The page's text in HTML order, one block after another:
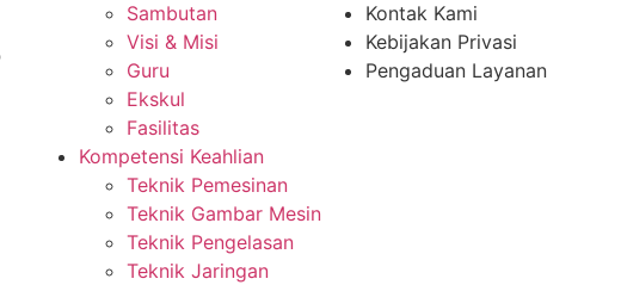
Sambutan
Visi & Misi
Guru
Ekskul
Fasilitas
Kompetensi Keahlian
Teknik Pemesinan
Teknik Gambar Mesin
Teknik Pengelasan
Teknik Jaringan
Kontak Kami
Kebijakan Privasi
Pengaduan Layanan